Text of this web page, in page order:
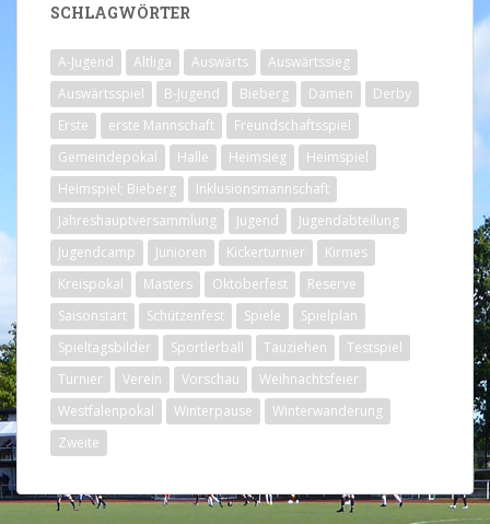
SCHLAGWÖRTER
A-Jugend Altliga Auswärts
Auswärtssieg
Auswärtsspiel
B-Jugend Bieberg Damen
Derby
Erste
erste Mannschaft
Freundschaftsspiel
Gemeindepokal
Halle Heimsieg
Heimspiel
Heimspiel; Bieberg
Inklusionsmannschaft
Jahreshauptversammlung
Jugend
Jugendabteilung
Jugendcamp
Junioren Kickerturnier
Kirmes
Kreispokal
Masters Oktoberfest
Reserve
Saisonstart
Schützenfest Spiele
Spielplan
Spieltagsbilder
Sportlerball Tauziehen
Testspiel
Turnier
Verein Vorschau
Weihnachtsfeier
Westfalenpokal
Winterpause
Winterwanderung
Zweite